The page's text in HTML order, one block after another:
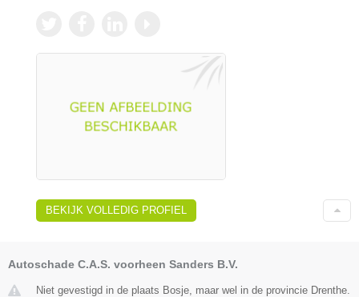
BEKIJK VOLLEDIG PROFIEL
Autoschade C.A.S. voorheen Sanders B.V.
Niet gevestigd in de plaats Bosje, maar wel in de provincie Drenthe.